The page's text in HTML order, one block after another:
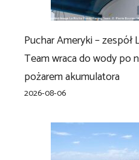
Puchar Ameryki – zespół
Team wraca do wody po
pożarem akumulatora
2026-08-06